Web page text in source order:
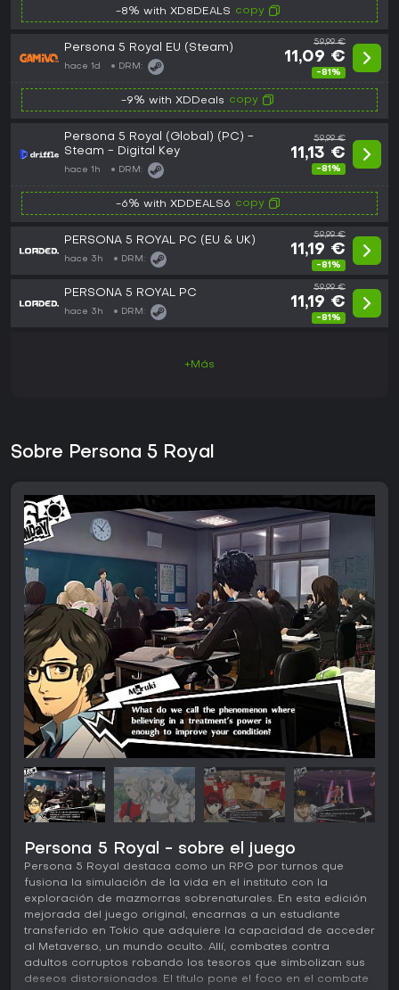
-8% with XD8DEALS copy
Persona 5 Royal EU (Steam)
hace 1d DRM:
59,99 €
11,09 €
-81%
-9% with XDDeals copy
Persona 5 Royal (Global) (PC) -
Steam - Digital Key
hace 1h DRM:
59,99 €
11,13 €
-81%
-6% with XDDEALS6 copy
PERSONA 5 ROYAL PC (EU & UK)
hace 3h DRM:
59,99 €
11,19 €
-81%
PERSONA 5 ROYAL PC
hace 3h DRM:
59,99 €
11,19 €
-81%
+Más
Sobre Persona 5 Royal
Persona 5 Royal - sobre el juego
Persona 5 Royal destaca como un RPG por turnos que
fusiona la simulación de la vida en el instituto con la
exploración de mazmorras sobrenaturales. En esta edición
mejorada del juego original, encarnas a un estudiante
transferido en Tokio que adquiere la capacidad de acceder
al Metaverso, un mundo oculto. Allí, combates contra
adultos corruptos robando los tesoros que simbolizan sus
deseos distorsionados. El título pone el foco en el combate